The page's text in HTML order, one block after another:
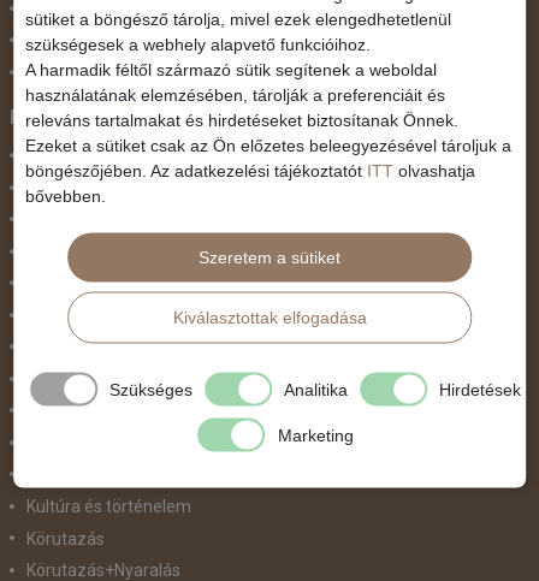
Szilveszter
Tavaszi szünet
Valentin nap
Programtípus
1 napos utak
Belépőjegy
Egzotikus út
Fesztiválok
Golfút
Gyalogtúra
Hajóút
Ifjúsági program / Osztálykirándulás
Kultúra és történelem
Körutazás
Körutazás+Nyaralás
sütiket a böngésző tárolja, mivel ezek elengedhetetlenül
szükségesek a webhely alapvető funkcióihoz.
A harmadik féltől származó sütik segítenek a weboldal
használatának elemzésében, tárolják a preferenciáit és
releváns tartalmakat és hirdetéseket biztosítanak Önnek.
Ezeket a sütiket csak az Ön előzetes beleegyezésével tároljuk a
böngészőjében. Az adatkezelési tájékoztatót ITT olvashatja
bővebben.
Szeretem a sütiket
Kiválasztottak elfogadása
Szükséges Analitika Hirdetések
Marketing